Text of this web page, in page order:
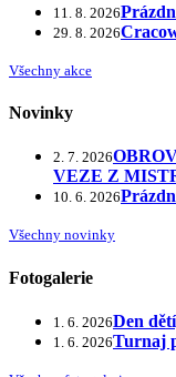
11. 8. 2026
29. 8. 2026
Všechny akce
Novinky
2. 7. 2026
VEZE Z
10. 6. 2026
Všechny novinky
Fotogalerie
1. 6. 2026Den
1. 6. 2026Turnaj